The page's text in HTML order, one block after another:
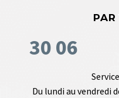
PAR
30 06
Du lundi au vendredi